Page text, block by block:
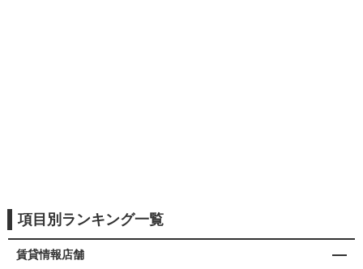
項目別ランキング一覧
賃貸情報店舗